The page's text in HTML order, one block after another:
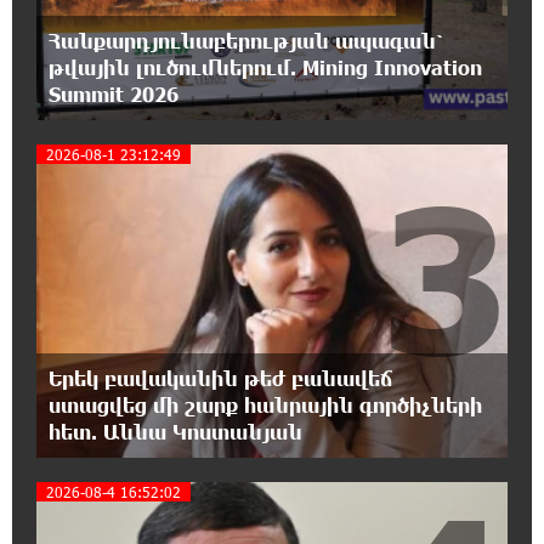
Ղահրամանյան
13:10:59 6-08-2026
9-րդ գումարման Ազգային ժողովում այս
ԱԺ նախագահի տեղակալի ընտրությունը
12:54:29 6-08-2026
Առանց հանքարդյունաբերության
տեխնոլոգիական առաջընթացն անհնար է․
12:44:19 6-08-2026
Ավետիք Չալաբյանին կալանավորել են
անօրինական հիմքերով. Անահիտ Ադամյան
Ժողովո՛ւրդ, Սամվել Կարապետյանի,
սրբազանների կալանքը ապօրինի է եղել.
Հանքարդյունաբերության ապագան՝
թվային լուծումներում. Mining Innovation
Summit 2026
2026-08-1 23:12:49
Երեկ բավականին թեժ բանավեճ
ստացվեց մի շարք հանրային գործիչների
հետ. Աննա Կոստանյան
3
2026-08-4 16:52:02